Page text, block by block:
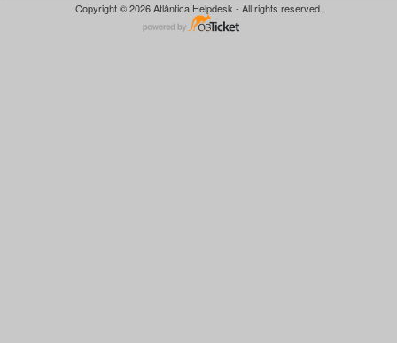
Copyright © 2026 Atlântica Helpdesk - All rights reserved.